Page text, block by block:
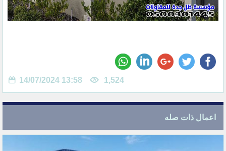
14/07/2024 13:58 1,524
اعمال ذات صله